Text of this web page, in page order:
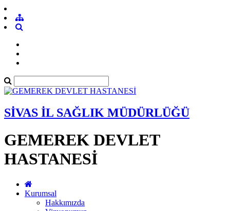
SİVAS İL SAĞLIK MÜDÜRLÜĞÜ
GEMEREK DEVLET
HASTANESİ
Kurumsal
Hakkımızda